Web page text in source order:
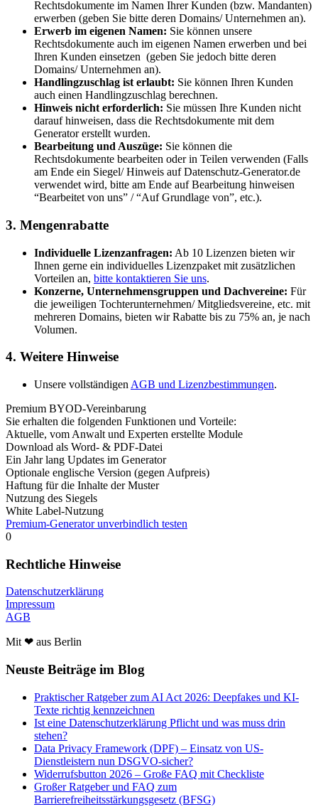
Rechtsdokumente im Namen Ihrer Kunden (bzw. Mandanten)
erwerben (geben Sie bitte deren Domains/ Unternehmen an).
Erwerb im eigenen Namen: Sie können unsere
Rechtsdokumente auch im eigenen Namen erwerben und bei
Ihren Kunden einsetzen (geben Sie jedoch bitte deren
Domains/ Unternehmen an).
Handlingzuschlag ist erlaubt: Sie können Ihren Kunden
auch einen Handlingzuschlag berechnen.
Hinweis nicht erforderlich: Sie müssen Ihre Kunden nicht
darauf hinweisen, dass die Rechtsdokumente mit dem
Generator erstellt wurden.
Bearbeitung und Auszüge: Sie können die
Rechtsdokumente bearbeiten oder in Teilen verwenden (Falls
am Ende ein Siegel/ Hinweis auf Datenschutz-Generator.de
verwendet wird, bitte am Ende auf Bearbeitung hinweisen
“Bearbeitet von uns” / “Auf Grundlage von”, etc.).
3. Mengenrabatte
Individuelle Lizenzanfragen: Ab 10 Lizenzen bieten wir
Ihnen gerne ein individuelles Lizenzpaket mit zusätzlichen
Vorteilen an, bitte kontaktieren Sie uns.
Konzerne, Unternehmensgruppen und Dachvereine: Für
die jeweiligen Tochterunternehmen/ Mitgliedsvereine, etc. mit
mehreren Domains, bieten wir Rabatte bis zu 75% an, je nach
Volumen.
4. Weitere Hinweise
Unsere vollständigen AGB und Lizenzbestimmungen.
Premium BYOD-Vereinbarung
Sie erhalten die folgenden Funktionen und Vorteile:
Aktuelle, vom Anwalt und Experten erstellte Module
Download als Word- & PDF-Datei
Ein Jahr lang Updates im Generator
Optionale englische Version (gegen Aufpreis)
Haftung für die Inhalte der Muster
Nutzung des Siegels
White Label-Nutzung
Premium-Generator unverbindlich testen
0
Rechtliche Hinweise
Datenschutzerklärung
Impressum
AGB
Mit ❤ aus Berlin
Neuste Beiträge im Blog
Praktischer Ratgeber zum AI Act 2026: Deepfakes und KI-
Texte richtig kennzeichnen
Ist eine Datenschutzerklärung Pflicht und was muss drin
stehen?
Data Privacy Framework (DPF) – Einsatz von US-
Dienstleistern nun DSGVO-sicher?
Widerrufsbutton 2026 – Große FAQ mit Checkliste
Großer Ratgeber und FAQ zum
Barrierefreiheitsstärkungsgesetz (BFSG)